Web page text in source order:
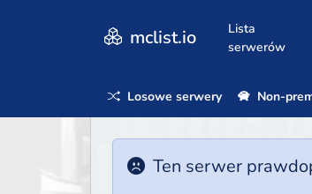
mclist.io
Lista
serwerów
Losowe serwery Non-
Ten serwer